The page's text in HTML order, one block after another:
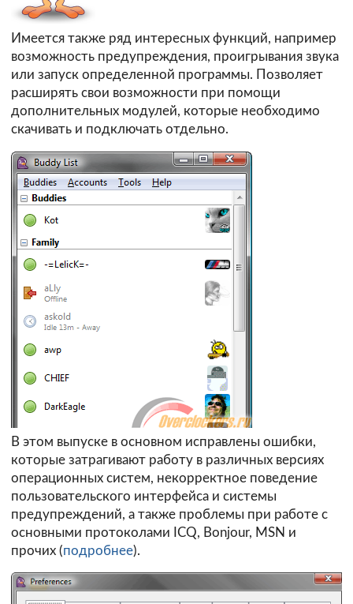
Имеется также ряд интересных функций, например
возможность предупреждения, проигрывания звука
или запуск определенной программы. Позволяет
расширять свои возможности при помощи
дополнительных модулей, которые необходимо
скачивать и подключать отдельно.
В этом выпуске в основном исправлены ошибки,
которые затрагивают работу в различных версиях
операционных систем, некорректное поведение
пользовательского интерфейса и системы
предупреждений, а также проблемы при работе с
основными протоколами ICQ, Bonjour, MSN и
прочих (подробнее).